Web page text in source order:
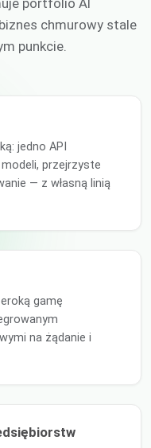
portfolio AI
chmurowy stale
punkcie.
jedno API
przejrzyste
— z własną linią
gamę
na żądanie i